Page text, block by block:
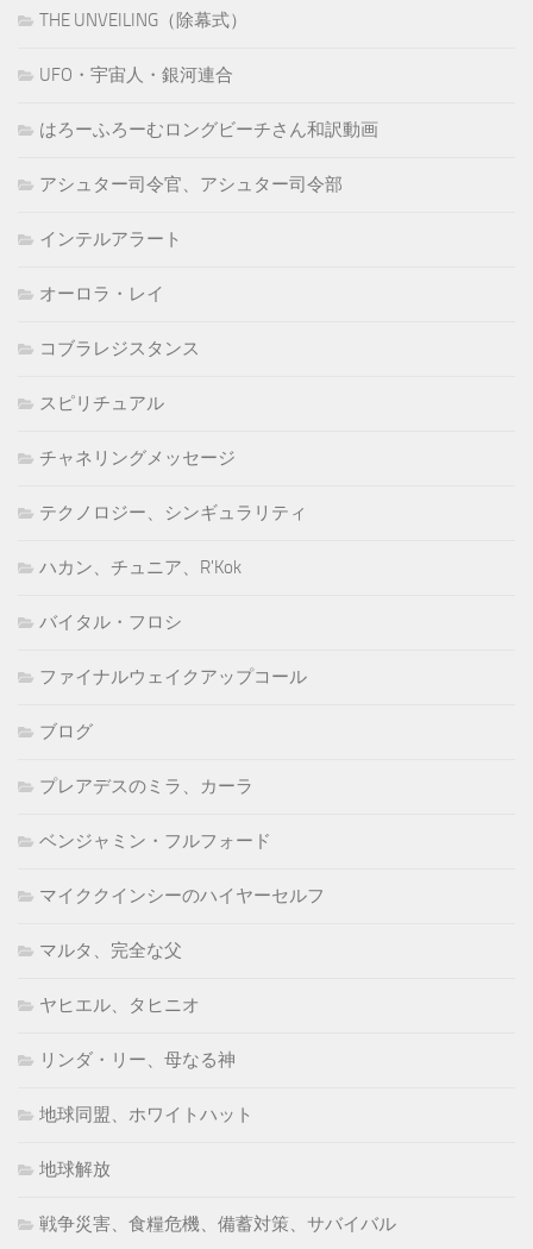
THE UNVEILING（除幕式）
UFO・宇宙人・銀河連合
はろーふろーむロングビーチさん和訳動画
アシュター司令官、アシュター司令部
インテルアラート
オーロラ・レイ
コブラレジスタンス
スピリチュアル
チャネリングメッセージ
テクノロジー、シンギュラリティ
ハカン、チュニア、R'Kok
バイタル・フロシ
ファイナルウェイクアップコール
ブログ
プレアデスのミラ、カーラ
ベンジャミン・フルフォード
マイククインシーのハイヤーセルフ
マルタ、完全な父
ヤヒエル、タヒニオ
リンダ・リー、母なる神
地球同盟、ホワイトハット
地球解放
戦争災害、食糧危機、備蓄対策、サバイバル